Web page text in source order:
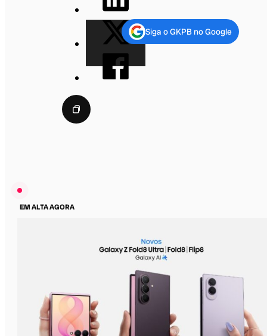
Siga o GKPB no Google
EM ALTA AGORA